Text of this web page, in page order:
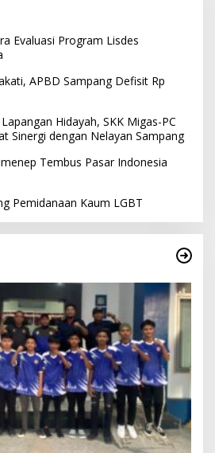
Evaluasi Program Lisdes
APBD Sampang Defisit Rp
Hidayah, SKK Migas-PC
Sinergi dengan Nelayan Sampang
Tembus Pasar Indonesia
Pemidanaan Kaum LGBT